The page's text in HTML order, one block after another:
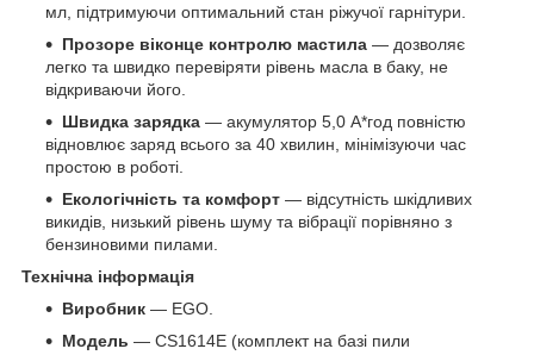
мл, підтримуючи оптимальний стан ріжучої гарнітури.
Прозоре віконце контролю мастила — дозволяє
легко та швидко перевіряти рівень масла в баку, не
відкриваючи його.
Швидка зарядка — акумулятор 5,0 А*год повністю
відновлює заряд всього за 40 хвилин, мінімізуючи час
простою в роботі.
Екологічність та комфорт — відсутність шкідливих
викидів, низький рівень шуму та вібрації порівняно з
бензиновими пилами.
Технічна інформація
Виробник — EGO.
Модель — CS1614E (комплект на базі пили